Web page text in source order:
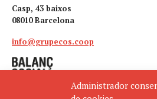
Administrador
Casp, 43 baixos
08010 Barcelona
info@grupecos.coop